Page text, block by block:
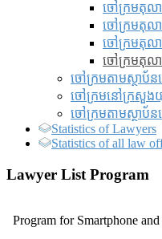
ចៅក្រមតុលា
ចៅក្រមតុលា
ចៅក្រមតុលា
ចៅក្រមតុលា
ចៅក្រមតាមស្ថាប័ន
ចៅក្រមនៅក្រសួង
ចៅក្រមតាមស្ថាប័ន
Statistics of Lawyers
Statistics of all law
Lawyer List Program
Program for Smartphone